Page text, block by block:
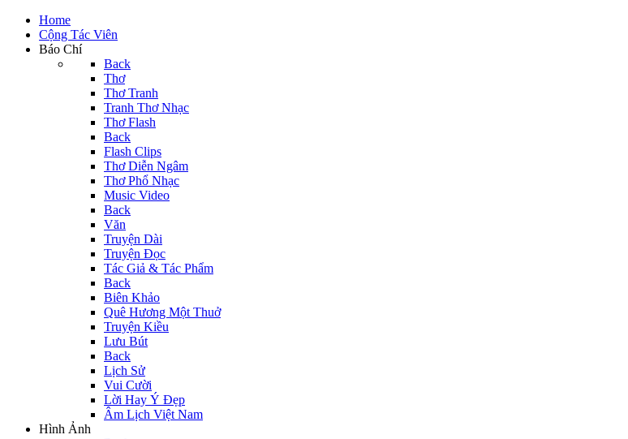
Home
Cộng Tác Viên
Báo Chí
Back
Thơ
Thơ Tranh
Tranh Thơ Nhạc
Thơ Flash
Back
Flash Clips
Thơ Diễn Ngâm
Thơ Phổ Nhạc
Music Video
Back
Văn
Truyện Dài
Truyện Đọc
Tác Giả & Tác Phẩm
Back
Biên Khảo
Quê Hương Một Thuở
Truyện Kiều
Lưu Bút
Back
Lịch Sử
Vui Cười
Lời Hay Ý Đẹp
Âm Lịch Việt Nam
Hình Ảnh